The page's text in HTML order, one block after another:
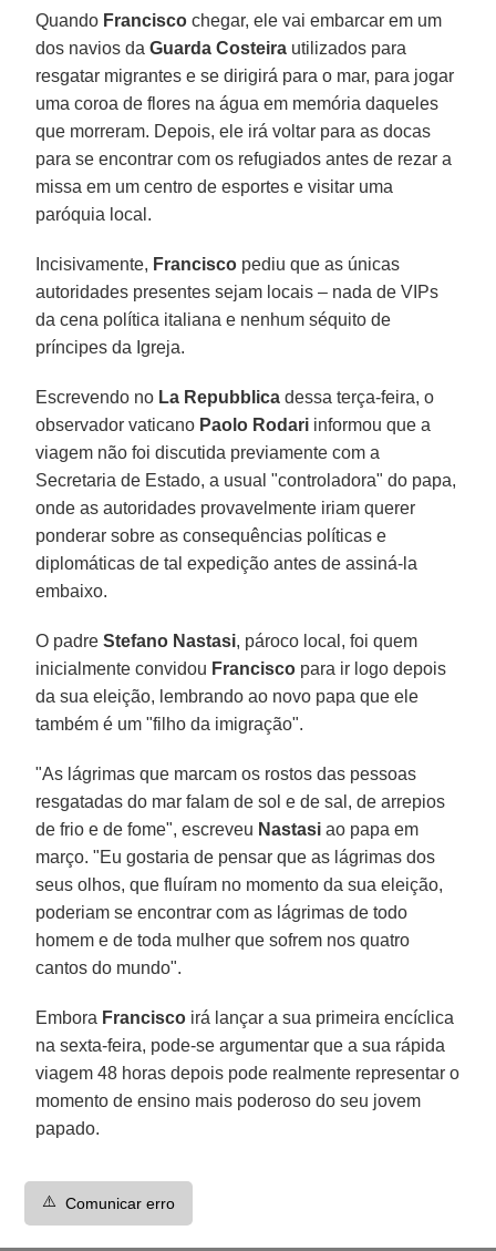
Quando Francisco chegar, ele vai embarcar em um
dos navios daGuarda Costeira utilizados para
resgatar migrantes e se dirigirá para o mar, para jogar
uma coroa de flores na água em memória daqueles
que morreram. Depois, ele irá voltar para as docas
para se encontrar com os refugiados antes de rezar a
missa em um centro de esportes e visitar uma
paróquia local.
Incisivamente, Francisco pediu que as únicas
autoridades presentes sejam locais – nada de VIPs
da cena política italiana e nenhum séquito de
príncipes da Igreja.
Escrevendo no La Repubblica dessa terça-feira, o
observador vaticano Paolo Rodari informou que a
viagem não foi discutida previamente com a
Secretaria de Estado, a usual "controladora" do papa,
onde as autoridades provavelmente iriam querer
ponderar sobre as consequências políticas e
diplomáticas de tal expedição antes de assiná-la
embaixo.
O padreStefano Nastasi, pároco local, foi quem
inicialmente convidou Francisco para ir logo depois
da sua eleição, lembrando ao novo papa que ele
também é um "filho da imigração".
"As lágrimas que marcam os rostos das pessoas
resgatadas do mar falam de sol e de sal, de arrepios
de frio e de fome", escreveu Nastasi ao papa em
março. "Eu gostaria de pensar que as lágrimas dos
seus olhos, que fluíram no momento da sua eleição,
poderiam se encontrar com as lágrimas de todo
homem e de toda mulher que sofrem nos quatro
cantos do mundo".
Embora Francisco irá lançar a sua primeira encíclica
na sexta-feira, pode-se argumentar que a sua rápida
viagem 48 horas depois pode realmente representar o
momento de ensino mais poderoso do seu jovem
papado.
⚠️ Comunicar erro